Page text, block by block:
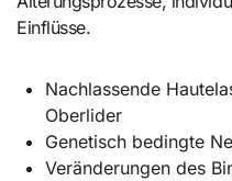
Einflüsse.
Nachlassende
Oberlider
Genetisch bedingte
Veränderungen des